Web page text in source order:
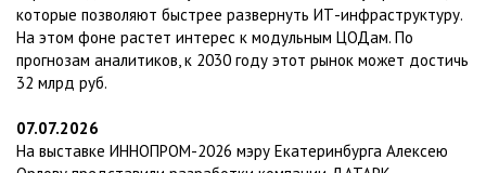
которые позволяют быстрее развернуть ИТ-инфраструктуру.
На этом фоне растет интерес к модульным ЦОДам. По
прогнозам аналитиков, к 2030 году этот рынок может достичь
32 млрд руб.
07.07.2026
На выставке ИННОПРОМ-2026 мэру Екатеринбурга Алексею